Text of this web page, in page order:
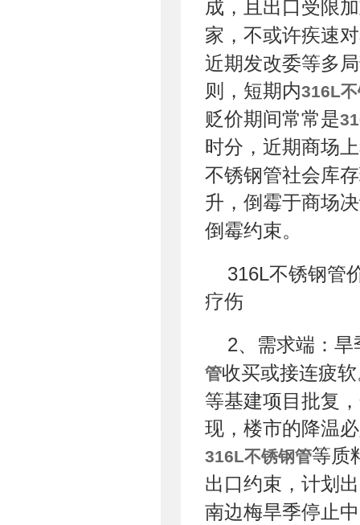
成，且出口受限
家，不或许疾速对
近期发改委等多
则，短期内316L
贬价期间常常是
时分，近期商场上
不锈钢管社会库
升，倒霉于商场
倒霉约束。
316L不锈钢管
疗伤
2、需求端：
管收买或接连疲
等基建项目批复
现，楼市的降温
316L不锈钢管等质
出口约束，计划
南边梅旱季停止